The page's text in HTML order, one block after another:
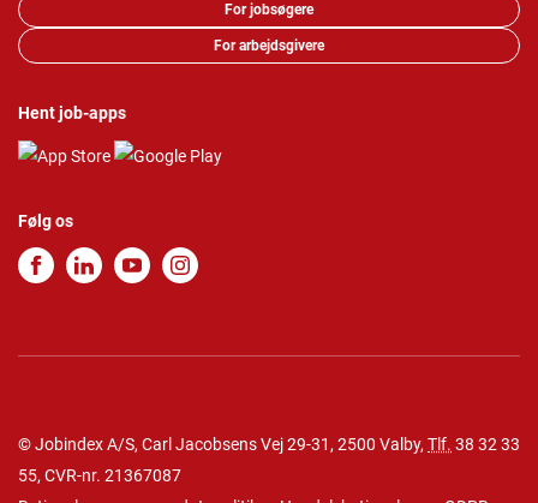
For jobsøgere
For arbejdsgivere
Hent job-apps
Følg os
© Jobindex A/S, Carl Jacobsens Vej 29-31, 2500 Valby, Tlf. 38 32 33
55, CVR-nr. 21367087